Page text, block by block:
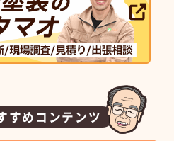
すめコンテンツ